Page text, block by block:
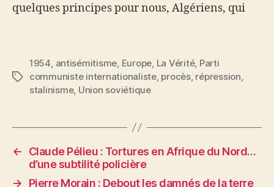
quelques principes pour nous, Algériens, qui
associer des…
Étiquettes
1954 antisémitisme Europe La Vérité, Parti
communiste internationaliste, procès, répression
stalinisme, Union soviétique
←
Claude Pélieu : Tortures en Afrique du Nord…
d’une subtilité policière
→
Pierre Morain : Debout les damnés de la terre